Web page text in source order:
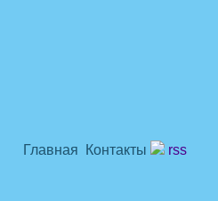
Главная Контакты rss